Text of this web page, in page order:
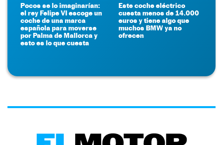
Pocos se lo imaginarían:
el rey Felipe VI escoge un
coche de una marca
española para moverse
por Palma de Mallorca y
esto es lo que cuesta
Este coche eléctrico
cuesta menos de 14.000
euros y tiene algo que
muchos BMW ya no
ofrecen